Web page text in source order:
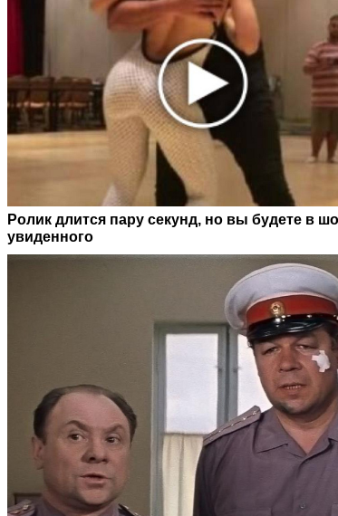
Ролик длится пару секунд, но вы будете в
увиденного